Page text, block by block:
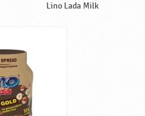
Lino Lada Milk